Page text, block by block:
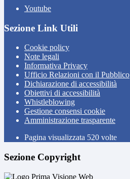
Youtube
Sezione Link Utili
Cookie policy
Note legali
Informativa Privacy
Ufficio Relazioni con il Pubblico
Dichiarazione di accessibilità
Obiettivi di accessibilità
Whistleblowing
Gestione consensi cookie
Amministrazione trasparente
Pagina visualizzata 520 volte
Sezione Copyright